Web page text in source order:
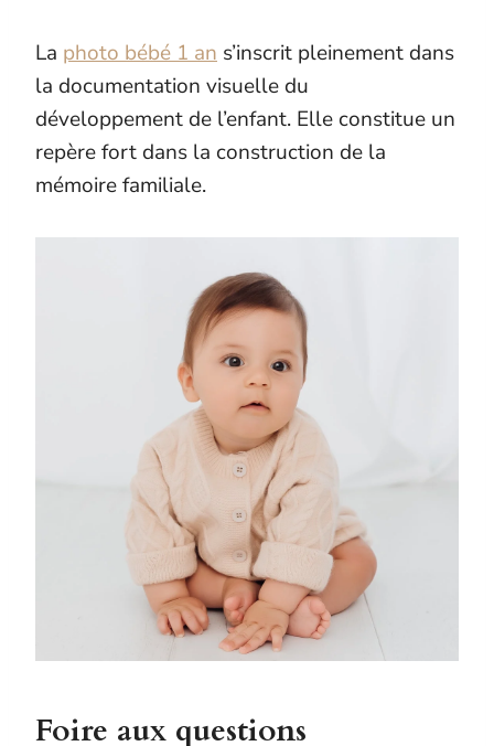
La photo bébé 1 an s’inscrit pleinement dans
la documentation visuelle du
développement de l’enfant. Elle constitue un
repère fort dans la construction de la
mémoire familiale.
Foire aux questions